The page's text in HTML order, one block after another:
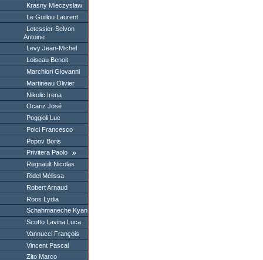
Krasny Mieczyslaw
Le Guillou Laurent
Letessier-Selvon
Antoine
Levy Jean-Michel
Loiseau Benoit
Marchiori Giovanni
Martineau Olivier
Nikolic Irena
Ocariz José
Poggioli Luc
Polci Francesco
Popov Boris
Privitera Paolo
Regnault Nicolas
Ridel Mélissa
Robert Arnaud
Roos Lydia
Schahmaneche Kyan
Scotto Lavina Luca
Vannucci François
Vincent Pascal
Zito Marco